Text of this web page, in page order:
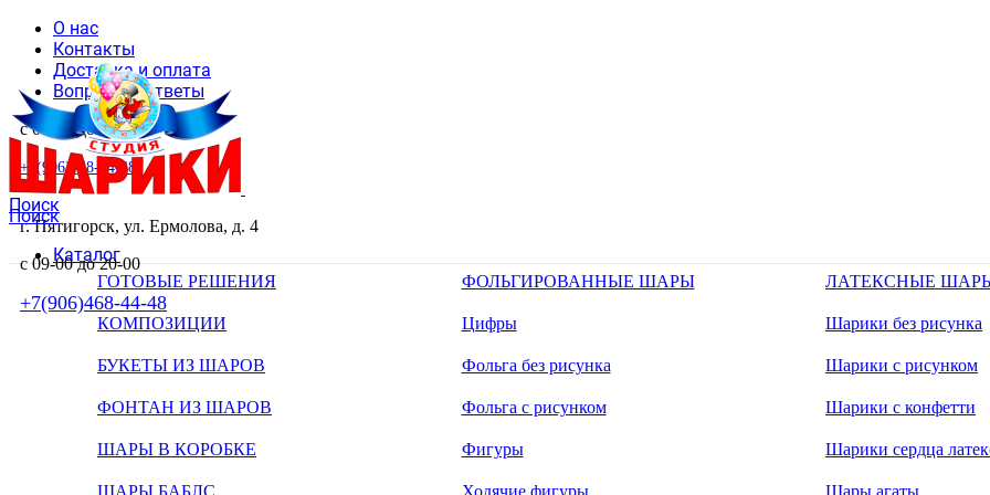
О нас
Контакты
Доставка и оплата
Вопросы и ответы
с 09-00 до 20-00
+7(906)468-44-48
Поиск
г. Пятигорск, ул. Ермолова, д. 4
с 09-00 до 20-00
+7(906)468-44-48
Поиск
Каталог
ГОТОВЫЕ РЕШЕНИЯ
КОМПОЗИЦИИ
БУКЕТЫ ИЗ ШАРОВ
ФОНТАН ИЗ ШАРОВ
ШАРЫ В КОРОБКЕ
ШАРЫ БАБЛС
ФОЛЬГИРОВАННЫЕ ШАРЫ
Цифры
Фольга без рисунка
Фольга с рисунком
Фигуры
Ходячие фигуры
ЛАТЕКСНЫЕ
Шарики без рисунка
Шарики с рисунком
Шарики с конфетти
Шарики сердца
Шары агаты